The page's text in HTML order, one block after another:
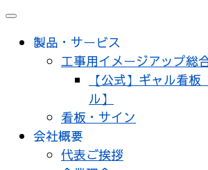
メ
製品・サービス
工事用イメージアップ総
【公式】ギャル看
ル】
看板・サイン
会社概要
代表ご挨拶